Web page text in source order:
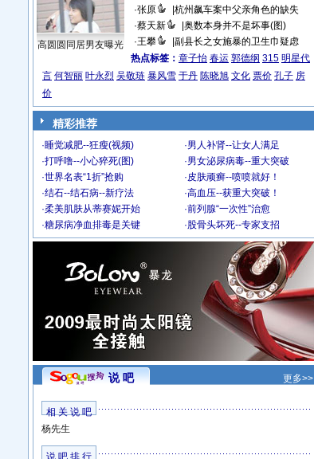
高圆圆同居男友曝光
·张原
杭州飙车案中父亲角色的缺失
·蔡天新
奥数本身并不是坏事(图)
·王攀
副县长之女施暴的卫生巾疑虑
热点标签： 章子怡 春运 郭德纲 315 明星代
言 何智丽 叶永烈 吴敬琏 暴风雪 于丹 陈晓旭 文化 票价 孔子 房
价
精彩推荐
·睡觉减肥--狂瘦(视频) ·男人补肾--让女人满足
·打呼噜--小心猝死(图) ·男女泌尿病毒--重大突破
·世界名表“1折”抢购 ·皮肤顽癣--喷喷就好！
·结石--结石病--新疗法 ·高血压--获重大突破！
·柔美肌肤从蒂赛妮开始 ·前列腺“一次性”治愈
·糖尿病净血排毒是关键 ·股骨头坏死--专家支招
说 吧 更多>>
相 关 说 吧
杨先生
说 吧 排 行